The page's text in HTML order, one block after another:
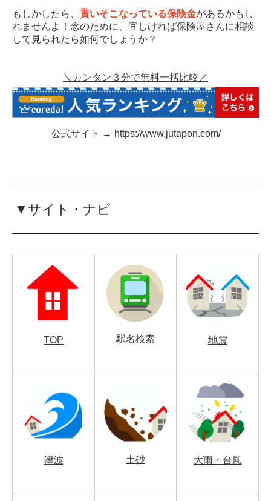
もしかしたら、 貰いそこなっている保険金があるかもし
れませんよ！念のために、宜しければ保険屋さんに相談
して見られたら如何でしょうか？
＼カンタン３分で無料一括比較／
公式サイト → https://www.jutapon.com/
▼サイト・ナビ
TOP 駅名検索 地震
津波 土砂 大雨・台風